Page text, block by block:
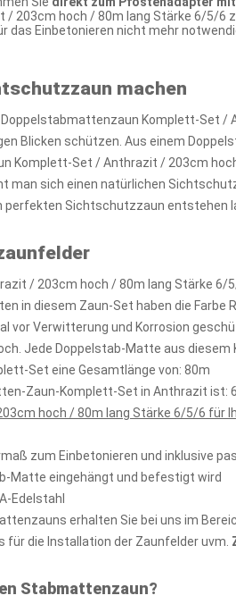
203cm hoch / 80m lang Stärke 6/5/
das Einbetonieren nicht mehr
machen
Komplett-Set
Blicken schützen. Aus einem
Komplett-Set / Anthrazit / 203cm
man sich einen natürlichen
perfekten Sichtschutzzaun entstehen
/ 203cm hoch / 80m lang Stärke 6/
in diesem Zaun-Set haben die
vor Verwitterung und Korrosion
Jede Doppelstab-Matte aus diesem
Set eine Gesamtlänge von: 80m
Zaun-Komplett-Set in Anthrazit ist:
hoch / 80m lang Stärke 6/5/6 für
zum Einbetonieren und inklusive
Matte eingehängt und befestigt wird
Edelstahl
erhalten Sie bei uns im
für die Installation der Zaunfelder uvm.
Stabmattenzaun?